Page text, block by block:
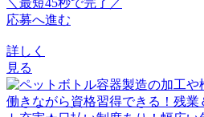
＼最短45秒で完了／
応募へ進む
詳しく
見る